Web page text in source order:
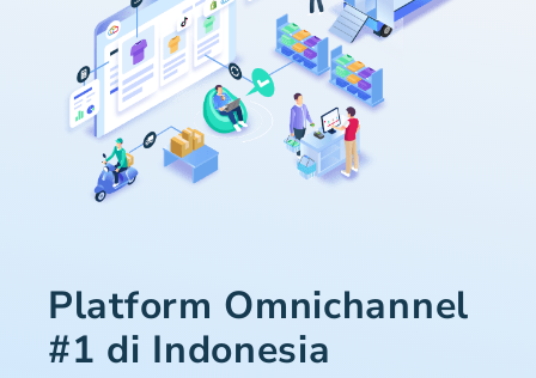
Platform Omnichannel
#1 di Indonesia